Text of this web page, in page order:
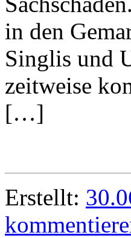
in den
Singlis und
zeitweise
[…]
Erstellt: